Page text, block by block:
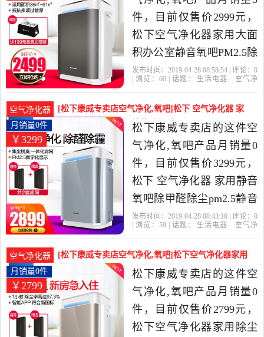
件，目前仅售价2999元，
松下空气净化器家用大面
积办公室静音氧吧PM2.5除
甲醛除尘91C7PD是2019年
电器当中性价比很高的空
气净化,氧吧，由上海发
货。
发布时间：2019-04-28 08:58:54 | 评论： 0
| 浏览： 60| 话题： 生活电器
空气净
空气净化器
[松下康威专卖店空气净化,氧吧]松下 空气净化器 家
用静音氧吧除甲醛月销量0件仅售3299元
￥3299
月销量0件
松下康威专卖店的这件空
气净化,氧吧产品月销量0
件，目前仅售价3299元，
松下 空气净化器 家用静音
氧吧除甲醛除尘pm2.5静音
异味71C6PD-A是2019年松
器当中性价比很高的空气
净化,氧吧，由上海发货。
发布时间：2019-04-28 08:43:10 | 评论： 0
| 浏览： 59| 话题： 生活电器
空气净
空气净化器
[松下康威专卖店空气净化,氧吧]松下空气净化器家用
除尘甲醛除臭pm2月销量0件仅售2799元
￥2799
月销量0件
松下康威专卖店的这件空
气净化,氧吧产品月销量0
件，目前仅售价2799元，
松下空气净化器家用除尘